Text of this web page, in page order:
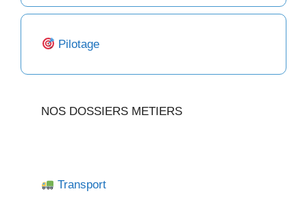
Pilotage
NOS DOSSIERS METIERS
Transport